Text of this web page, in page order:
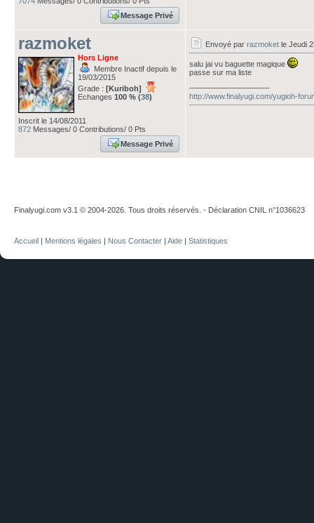
Message Privé
razmoket
Hors Ligne
Membre Inactif depuis le
19/03/2015
Grade : [Kuriboh]
Echanges 100 % (38)
Inscrit le 14/08/2011
872 Messages/ 0 Contributions/ 0 Pts
Message Privé
Envoyé par razmoket le Jeudi
salu jai vu baguette magique
passe sur ma liste
http://www.finalyugi.com/yugioh-
Finalyugi.com v3.1 © 2004-2026. Tous droits réservés. - Déclaration CNIL n°1036623
Accueil | Mentions légales | Nous Contacter | Aide | Statistiques